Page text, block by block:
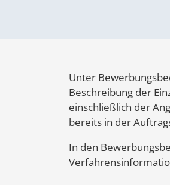
Unter
Beschreibung der
einschließlich der
bereits in der
In den